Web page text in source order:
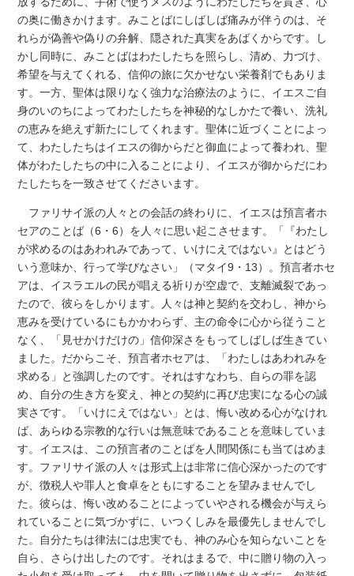
の奥に働きかけます。みことばにしばしば痛みが伴うのは、そ
れらが偽善や偽りの弁解、隠された真実をあばくからです。し
かし同時に、みことばはわたしたちを照らし、清め、力づけ、
希望を与えてくれる、信仰の旅に欠かせない栄養剤でもありま
す。一方、聖体は限りなく強力な治療法のように、イエスご自
身のいのちによってわたしたちを神秘的なしかたで養い、洗礼
の恵みを絶えず新たにしてくれます。聖体に近づくことによっ
て、わたしたちはイエスの御からだと御血によって養われ、聖
体がわたしたちの中に入ることにより、イエスが御からだにわ
たしたちを一致させてくださいます。
ファリサイ派の人々との会話の終わりに、イエスは預言者ホ
セアのことば（6・6）を人々に思い起こさせます。「『わたし
が求めるのはあわれみであって、いけにえではない』とはどう
いう意味か、行って学びなさい」（マタイ9・13）。預言者ホセ
アは、イスラエルの民が唱える祈りが空虚で、支離滅裂であっ
たので、彼らをしかります。人々は神と契約を交わし、神から
恵みを受けているにもかかわらず、主の命令に心から従うこと
なく、「見せかけだけの」信仰深さをもってしばしば生きてい
ました。だからこそ、預言者ホセアは、「わたしはあわれみを
求める」と強調したのです。それはすなわち、自らの罪を認
め、自分の生き方を変え、神との契約に再び忠実になる心の誠
実さです。「いけにえではない」とは、悔い改める心がなけれ
ば、あらゆる宗教的な行いは無意味であることを意味していま
す。イエスは、この預言者のことばを人間関係にも当てはめま
す。ファリサイ派の人々は形式上は非常に信心深かったのです
が、徴税人や罪人と食卓をともにすることを望みませんでし
た。彼らは、悔い改めることによっていやされる機会が与えら
れていることに気づかずに、いつくしみを最優先しませんでし
た。自分たちは律法には忠実でも、神のみ心を知らないことを
自ら、さらけ出したのです。それはまるで、中に贈り物の入っ